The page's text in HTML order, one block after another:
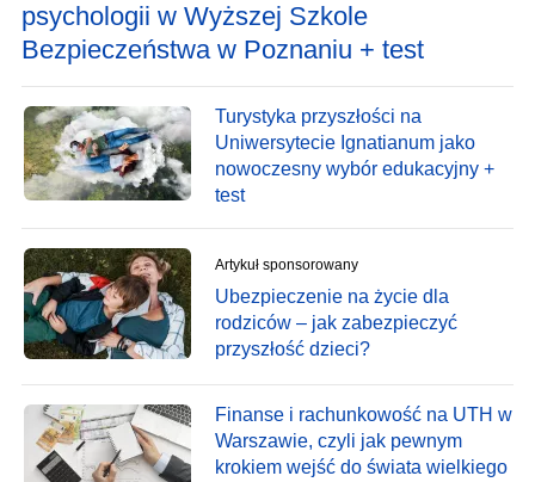
psychologii w Wyższej Szkole
Bezpieczeństwa w Poznaniu + test
Turystyka przyszłości na
Uniwersytecie Ignatianum jako
nowoczesny wybór edukacyjny +
test
Artykuł sponsorowany
Ubezpieczenie na życie dla
rodziców – jak zabezpieczyć
przyszłość dzieci?
Finanse i rachunkowość na UTH w
Warszawie, czyli jak pewnym
krokiem wejść do świata wielkiego